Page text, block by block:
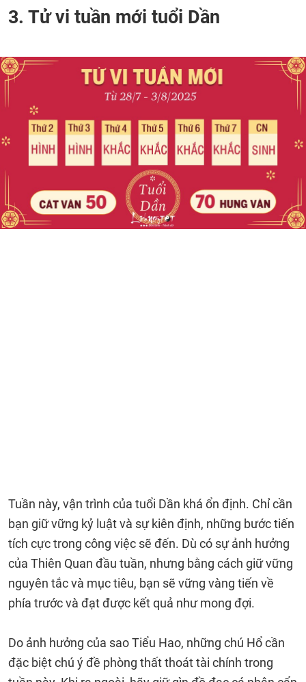
3. Tử vi tuần mới tuổi Dần
Tuần này, vận trình của tuổi Dần khá ổn định. Chỉ cần
bạn giữ vững kỷ luật và sự kiên định, những bước tiến
tích cực trong công việc sẽ đến. Dù có sự ảnh hưởng
của Thiên Quan đầu tuần, nhưng bằng cách giữ vững
nguyên tắc và mục tiêu, bạn sẽ vững vàng tiến về
phía trước và đạt được kết quả như mong đợi.
Do ảnh hưởng của sao Tiểu Hao, những chú Hổ cần
đặc biệt chú ý đề phòng thất thoát tài chính trong